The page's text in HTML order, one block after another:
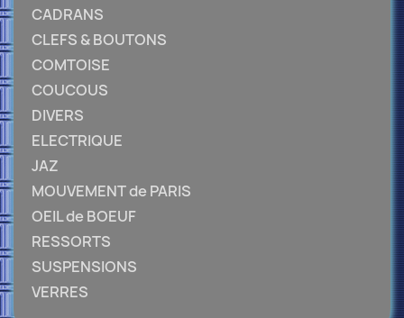
CADRANS
CLEFS & BOUTONS
COMTOISE
COUCOUS
DIVERS
ELECTRIQUE
JAZ
MOUVEMENT de PARIS
OEIL de BOEUF
RESSORTS
SUSPENSIONS
VERRES